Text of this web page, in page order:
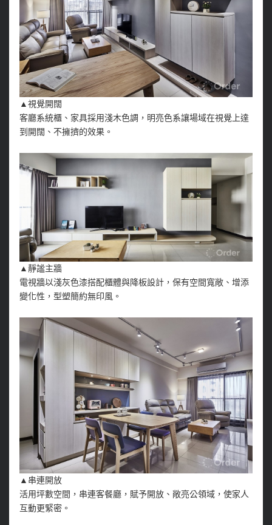
▲視覺開闊
客廳系統櫃、家具採用淺木色調，明亮色系讓場域在視覺上達
到開闊、不擁擠的效果。
▲靜謐主牆
電視牆以淺灰色漆搭配櫃體與降板設計，保有空間寬敞、增添
變化性，型塑簡約無印風。
▲串連開放
活用坪數空間，串連客餐廳，賦予開放、敞亮公領域，使家人
互動更緊密。